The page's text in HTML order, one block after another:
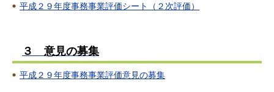
平成２９年度事務事業評価シート（２次評価）
３ 意見の募集
平成２９年度事務事業評価意見の募集